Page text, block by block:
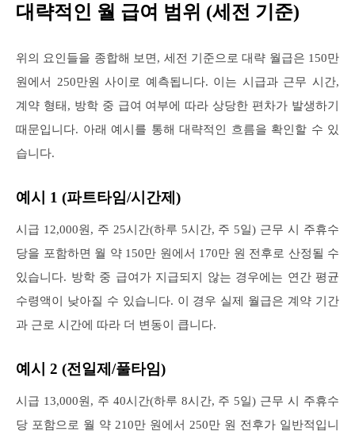
대략적인 월 급여 범위 (세전 기준)
위의 요인들을 종합해 보면, 세전 기준으로 대략 월급은 150만
원에서 250만원 사이로 예측됩니다. 이는 시급과 근무 시간,
계약 형태, 방학 중 급여 여부에 따라 상당한 편차가 발생하기
때문입니다. 아래 예시를 통해 대략적인 흐름을 확인할 수 있
습니다.
예시 1 (파트타임/시간제)
시급 12,000원, 주 25시간(하루 5시간, 주 5일) 근무 시 주휴수
당을 포함하면 월 약 150만 원에서 170만 원 전후로 산정될 수
있습니다. 방학 중 급여가 지급되지 않는 경우에는 연간 평균
수령액이 낮아질 수 있습니다. 이 경우 실제 월급은 계약 기간
과 근로 시간에 따라 더 변동이 큽니다.
예시 2 (전일제/풀타임)
시급 13,000원, 주 40시간(하루 8시간, 주 5일) 근무 시 주휴수
당 포함으로 월 약 210만 원에서 250만 원 전후가 일반적입니